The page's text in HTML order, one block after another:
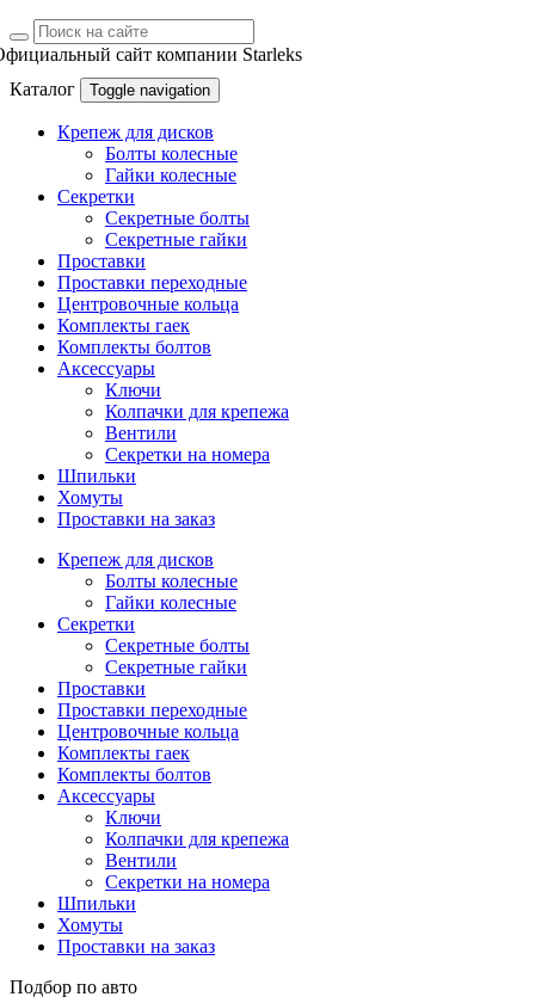
сайт компании Starleks
Каталог
Toggle navigation
Крепеж для дисков
Болты колесные
Гайки колесные
Секретки
Секретные болты
Секретные гайки
Проставки
Проставки переходные
Центровочные кольца
Комплекты гаек
Комплекты болтов
Аксессуары
Ключи
Колпачки для крепежа
Вентили
Секретки на номера
Шпильки
Хомуты
Проставки на заказ
Крепеж для дисков
Болты колесные
Гайки колесные
Секретки
Секретные болты
Секретные гайки
Проставки
Проставки переходные
Центровочные кольца
Комплекты гаек
Комплекты болтов
Аксессуары
Ключи
Колпачки для крепежа
Вентили
Секретки на номера
Шпильки
Хомуты
Проставки на заказ
Подбор по авто